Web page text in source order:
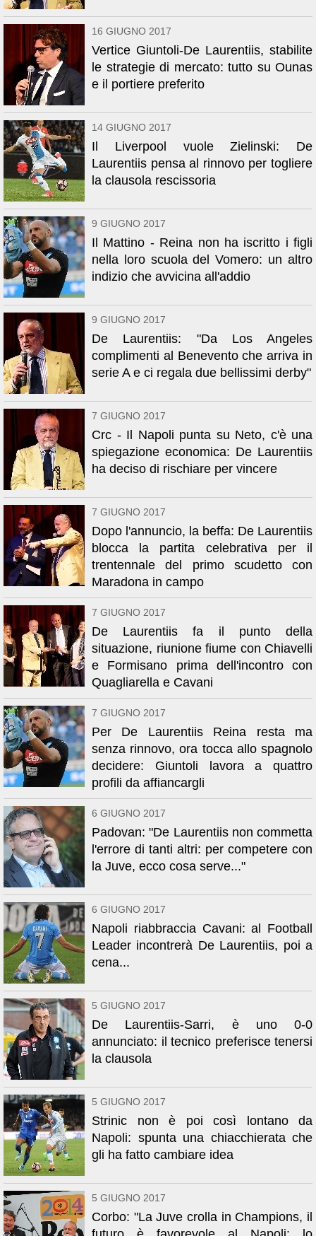
16 GIUGNO 2017
Vertice Giuntoli-De Laurentiis, stabilite
le strategie di mercato: tutto su Ounas
e il portiere preferito
14 GIUGNO 2017
Il Liverpool vuole Zielinski: De
Laurentiis pensa al rinnovo per togliere
la clausola rescissoria
9 GIUGNO 2017
Il Mattino - Reina non ha iscritto i figli
nella loro scuola del Vomero: un altro
indizio che avvicina all'addio
9 GIUGNO 2017
De Laurentiis: "Da Los Angeles
complimenti al Benevento che arriva in
serie A e ci regala due bellissimi derby"
7 GIUGNO 2017
Crc - Il Napoli punta su Neto, c'è una
spiegazione economica: De Laurentiis
ha deciso di rischiare per vincere
7 GIUGNO 2017
Dopo l'annuncio, la beffa: De Laurentiis
blocca la partita celebrativa per il
trentennale del primo scudetto con
Maradona in campo
7 GIUGNO 2017
De Laurentiis fa il punto della
situazione, riunione fiume con Chiavelli
e Formisano prima dell'incontro con
Quagliarella e Cavani
7 GIUGNO 2017
Per De Laurentiis Reina resta ma
senza rinnovo, ora tocca allo spagnolo
decidere: Giuntoli lavora a quattro
profili da affiancargli
6 GIUGNO 2017
Padovan: "De Laurentiis non commetta
l'errore di tanti altri: per competere con
la Juve, ecco cosa serve..."
6 GIUGNO 2017
Napoli riabbraccia Cavani: al Football
Leader incontrerà De Laurentiis, poi a
cena...
5 GIUGNO 2017
De Laurentiis-Sarri, è uno 0-0
annunciato: il tecnico preferisce tenersi
la clausola
5 GIUGNO 2017
Strinic non è poi così lontano da
Napoli: spunta una chiacchierata che
gli ha fatto cambiare idea
5 GIUGNO 2017
Corbo: "La Juve crolla in Champions, il